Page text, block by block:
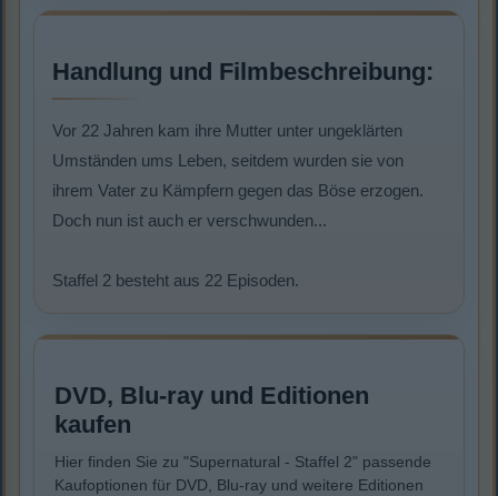
Handlung und Filmbeschreibung:
Vor 22 Jahren kam ihre Mutter unter ungeklärten
Umständen ums Leben, seitdem wurden sie von
ihrem Vater zu Kämpfern gegen das Böse erzogen.
Doch nun ist auch er verschwunden...
Staffel 2 besteht aus 22 Episoden.
DVD, Blu-ray und Editionen
kaufen
Hier finden Sie zu "Supernatural - Staffel 2" passende
Kaufoptionen für DVD, Blu-ray und weitere Editionen